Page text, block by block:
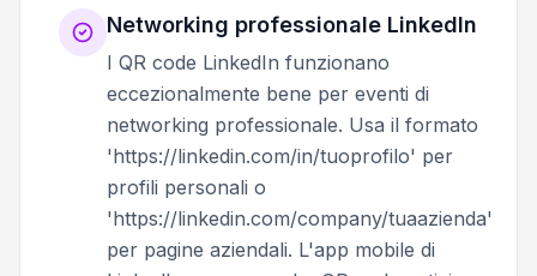
Networking professionale LinkedIn
I QR code LinkedIn funzionano
eccezionalmente bene per eventi di
networking professionale. Usa il formato
'https://linkedin.com/in/tuoprofilo' per
profili personali o
'https://linkedin.com/company/tuaazienda'
per pagine aziendali. L'app mobile di